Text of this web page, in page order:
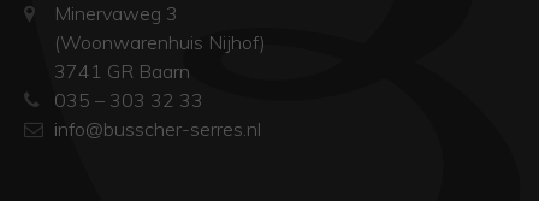
Minervaweg 3
(Woonwarenhuis Nijhof)
3741 GR Baarn
035 – 303 32 33
info@busscher-serres.nl